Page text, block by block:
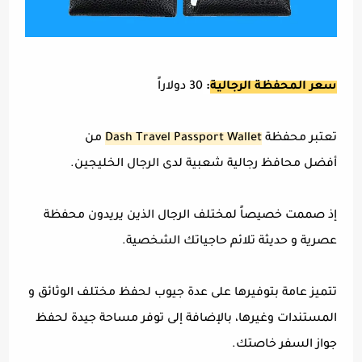
سعر المحفظة الرجالية:30 دولاراً
تعتبر محفظةDash Travel Passport Wallet من
أفضل محافظ رجالية شعبية لدى الرجال الخليجين.
إذ صممت خصيصاً لمختلف الرجال الذين يريدون محفظة
عصرية و حديثة تلائم حاجياتك الشخصية.
تتميز عامة بتوفيرها على عدة جيوب لحفظ مختلف الوثائق و
المستندات وغيرها، بالإضافة إلى توفر مساحة جيدة لحفظ
جواز السفر خاصتك.